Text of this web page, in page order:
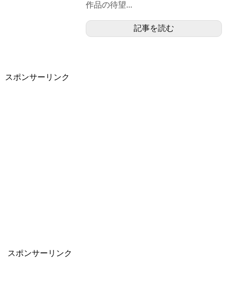
作品の待望...
記事を読む
スポンサーリンク
スポンサーリンク